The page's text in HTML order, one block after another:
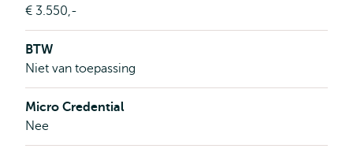
€ 3.550,-
BTW
Niet van toepassing
Micro Credential
Nee